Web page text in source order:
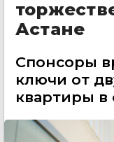
Астане
Спонсоры
ключи от
квартиры в